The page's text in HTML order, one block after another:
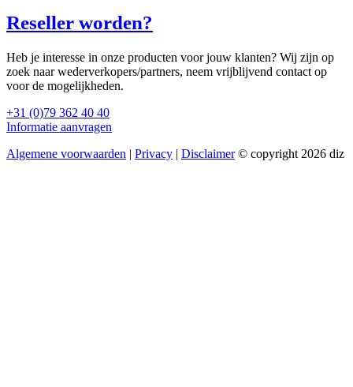
Reseller worden?
Heb je interesse in onze producten voor jouw klanten? Wij zijn op
zoek naar wederverkopers/partners, neem vrijblijvend contact op
voor de mogelijkheden.
+31 (0)79 362 40 40
Informatie aanvragen
Algemene voorwaarden | Privacy | Disclaimer© copyright 2026 diz